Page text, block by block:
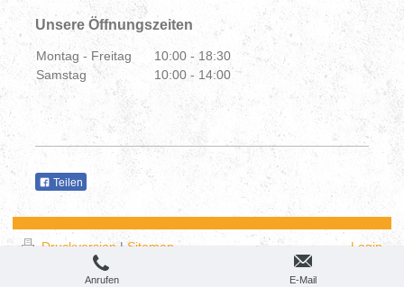
Unsere Öffnungszeiten
Montag - Freitag 10:00 - 18:30
Samstag
10:00 - 14:00
Teilen
Druckversion | Sitemap
Login
Anrufen E-Mail